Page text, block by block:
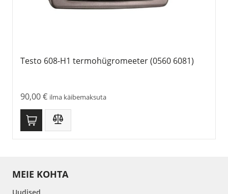
Testo 608-H1 termohügromeeter (0560 6081)
90,00€ ilma käibemaksuta
MEIE KOHTA